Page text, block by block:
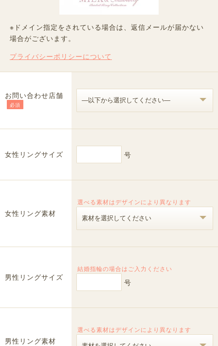
※ドメイン指定をされている場合は、返信メールが届かない
場合がございます。
プライバシーポリシーについて
お問い合わせ店舗
必須
女性リングサイズ 号
女性リング素材
選べる素材はデザインにより異なります
男性リングサイズ
結婚指輪の場合はご入力ください
号
男性リング素材
選べる素材はデザインにより異なります